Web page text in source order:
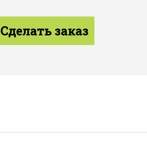
Сделать заказ